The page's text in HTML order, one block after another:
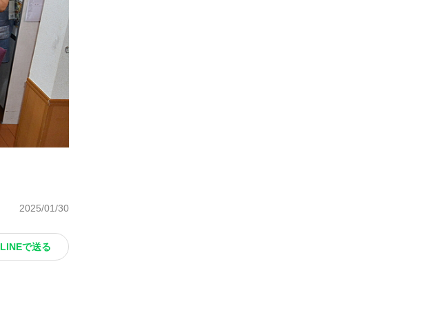
2025/01/30
LINEで送る